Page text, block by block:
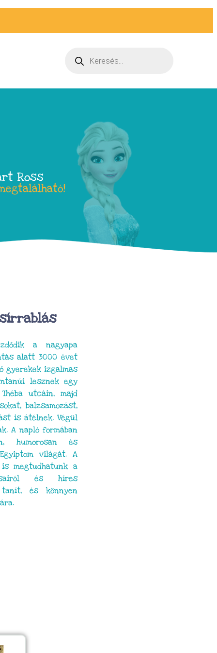
Ross
a nagyapa
alatt 3000 évet
gyerekek izgalmas
lesznek egy
utcáin, majd
balzsamozást,
is átélnek. Végül
A napló formában
humorosan és
világát. A
megtudhatunk a
és híres
és könnyen